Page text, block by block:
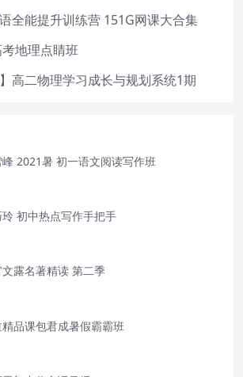
全能提升训练营 151G网课大合集
地理点睛班
】高二物理学习成长与规划系统1期
2021暑 初一语文阅读写作班
初中热点写作手把手
露名著精读 第二季
品课包君成暑假霸霸班